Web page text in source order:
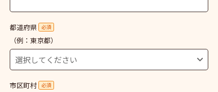
都道府県 必須
（例：東京都）
市区町村 必須